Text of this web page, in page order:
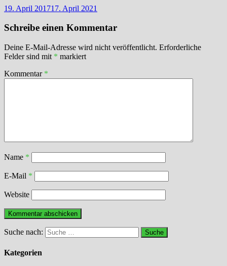
19. April 201717. April 2021
Schreibe einen Kommentar
Deine E-Mail-Adresse wird nicht veröffentlicht. Erforderliche
Felder sind mit * markiert
Kommentar *
Name *
E-Mail *
Website
Suche nach:
Kategorien